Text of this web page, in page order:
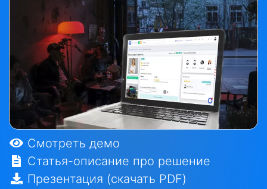
Смотреть демо
Статья-описание про решение
Презентация (скачать PDF)